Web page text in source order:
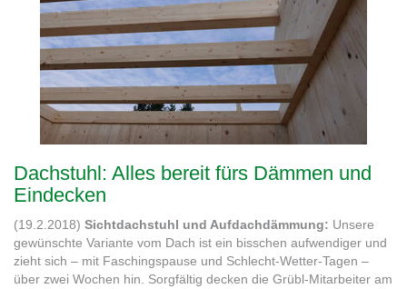
Dachstuhl: Alles bereit fürs Dämmen und
Eindecken
(19.2.2018) Sichtdachstuhl und Aufdachdämmung: Unsere
gewünschte Variante vom Dach ist ein bisschen aufwendiger und
zieht sich – mit Faschingspause und Schlecht-Wetter-Tagen –
über zwei Wochen hin. Sorgfältig decken die Grübl-Mitarbeiter am